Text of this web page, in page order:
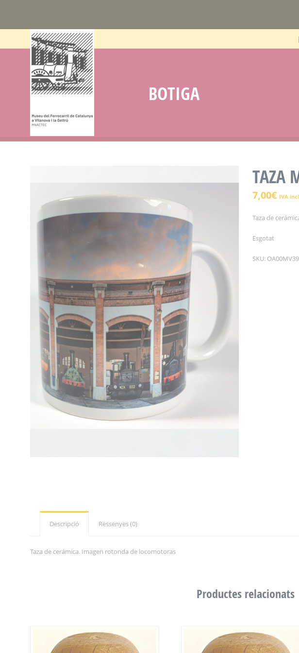
BOTIGA
TAZA
7,00€ IVA
Taza de
Esgotat
SKU:
Descripció Ressenyes (0)
Taza de cerámica. Imagen rotonda de locomotoras
Productes relacionats